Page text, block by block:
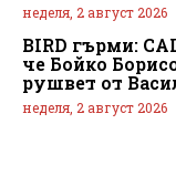
неделя, 2 август 2026
BIRD гърми:
че Бойко
рушвет от
неделя, 2 август 2026